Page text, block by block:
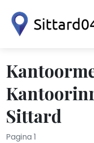
Sittard
Pagina 1